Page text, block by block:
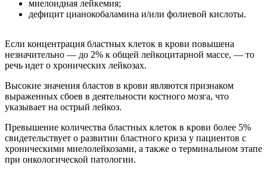
миелоидная лейкемия;
дефицит цианокобаламина и/или фолиевой кислоты.
Если концентрация бластных клеток в крови повышена
незначительно — до 2% к общей лейкоцитарной массе, — то
речь идет о хронических лейкозах.
Высокие значения бластов в крови являются признаком
выраженных сбоев в деятельности костного мозга, что
указывает на острый лейкоз.
Превышение количества бластных клеток в крови более 5%
свидетельствует о развитии бластного криза у пациентов с
хроническими миелолейкозами, а также о терминальном этапе
при онкологической патологии.